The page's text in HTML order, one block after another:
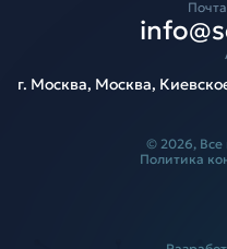
г. Москва, Москва,
© 2026,
Политика